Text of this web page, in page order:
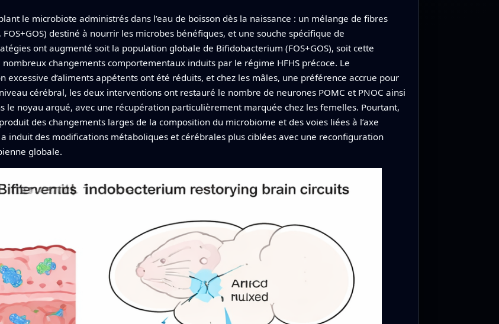
le microbiote administrés dans l’eau de boisson dès la naissance : un mélange de fibres
destiné à nourrir les microbes bénéfiques, et une souche spécifique de
ont augmenté soit la population globale de Bifidobacterium (FOS+GOS), soit cette
changements comportementaux induits par le régime HFHS précoce. Le
d’aliments appétents ont été réduits, et chez les mâles, une préférence accrue pour
cérébral, les deux interventions ont restauré le nombre de neurones POMC et PNOC ainsi
le noyau arqué, avec une récupération particulièrement marquée chez les femelles. Pourtant,
des changements larges de la composition du microbiome et des voies liées à l’axe
induit des modifications métaboliques et cérébrales plus ciblées avec une reconfiguration
globale.